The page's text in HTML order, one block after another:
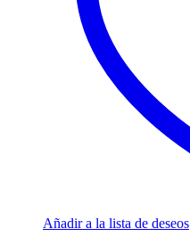
Añadir a la lista de deseos